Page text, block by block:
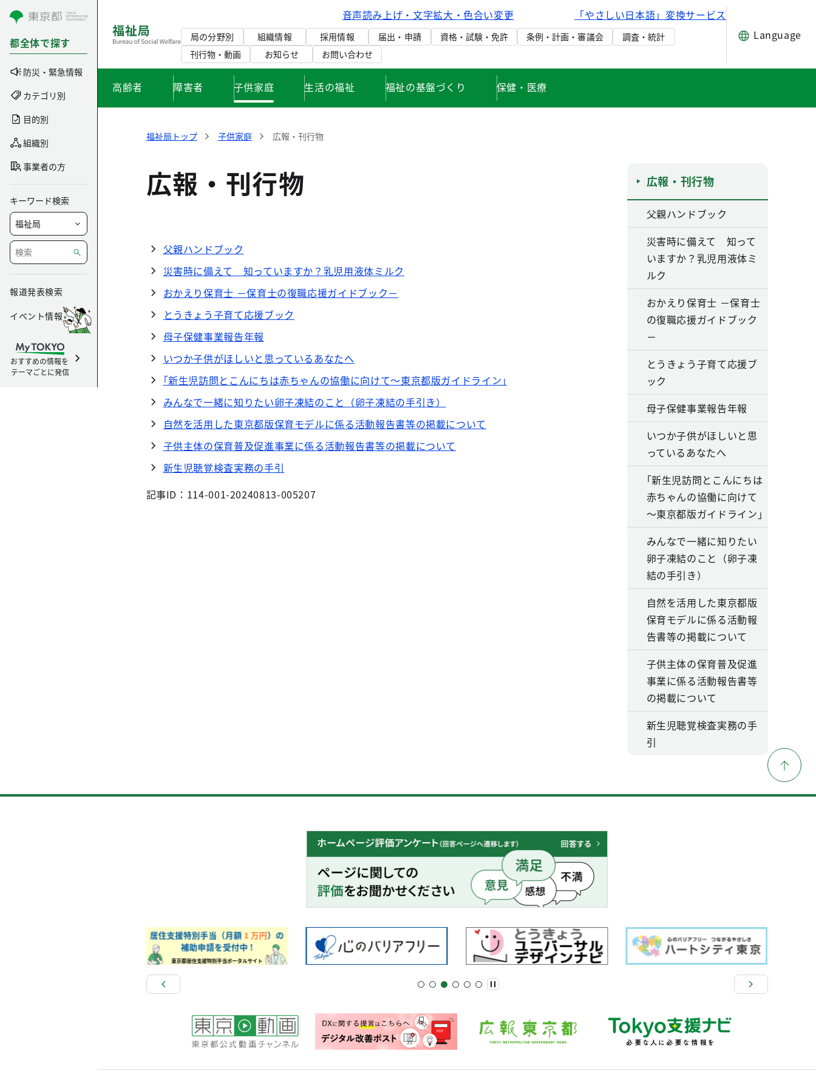
コンテンツにスキップ
都全体で探す
防災・緊急情報
カテゴリ別
目的別
組織別
事業者の方
キーワード検索
報道発表検索
イベント情報
おすすめの情報を
テーマごとに発信
音声読み上げ・文字拡大・色合い変更 「やさしい日本語」変換サービス
局の分野別 組織情報 採用情報 届出・申請 資格・試験・免許 条例・計画・審議会
調査・統計
刊行物・動画
お知らせ お問い合わせ
Language
高齢者 障害者 子供家庭 生活の福祉 福祉の基盤づくり 保健・医療
福祉局トップ 子供家庭 広報・刊行物
広報・刊行物
父親ハンドブック
災害時に備えて 知っていますか？乳児用液体ミルク
おかえり保育士 －保育士の復職応援ガイドブック－
とうきょう子育て応援ブック
母子保健事業報告年報
いつか子供がほしいと思っているあなたへ
｢新生児訪問とこんにちは赤ちゃんの協働に向けて～東京都版ガイドライン｣
みんなで一緒に知りたい卵子凍結のこと（卵子凍結の手引き）
自然を活用した東京都版保育モデルに係る活動報告書等の掲載について
子供主体の保育普及促進事業に係る活動報告書等の掲載について
新生児聴覚検査実務の手引
記事ID：114-001-20240813-005207
広報・刊行物
父親ハンドブック
災害時に備えて 知って
いますか？乳児用液体ミ
ルク
おかえり保育士 －保育士
の復職応援ガイドブック
－
とうきょう子育て応援ブ
ック
母子保健事業報告年報
いつか子供がほしいと思
っているあなたへ
｢新生児訪問とこんにちは
赤ちゃんの協働に向けて
～東京都版ガイドライン｣
みんなで一緒に知りたい
卵子凍結のこと（卵子凍
結の手引き）
自然を活用した東京都版
保育モデルに係る活動報
告書等の掲載について
子供主体の保育普及促進
事業に係る活動報告書等
の掲載について
新生児聴覚検査実務の手
引